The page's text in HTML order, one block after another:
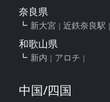
奈良県
新大宮 近鉄奈良駅
和歌山県
新内 アロチ
中国/四国